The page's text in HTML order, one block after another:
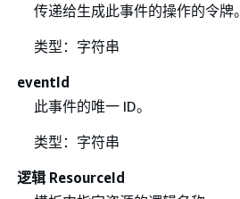
传递给生成此事件的操作的令牌。
类型：字符串
eventId
此事件的唯一 ID。
类型：字符串
逻辑 ResourceId